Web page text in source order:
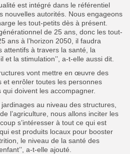
est intégré dans le référentiel
nouvelles autorités. Nous engageons
les tout-petits dès à présent.
de 25 ans, donc les tout-
ans à l’horizon 2050, il faudra
attentifs à travers la santé, la
et la stimulation’’, a-t-elle aussi dit.
vont mettre en œuvre des
et enrôler toutes les personnes
doivent les accompagner.
jardinages au niveau des structures,
l’agriculture, nous allons inciter les
s’intéresser à tout ce qui est
est produits locaux pour booster
le niveau de la santé des
a-t-elle ajouté.